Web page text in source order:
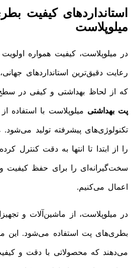
استانداردهای کیفیت
میلوپلاست
در میلوپلاست، کیفیت همواره
رعایت دقیق‌ترین استانداردهای
که از لحاظ بهداشتی و کیفی در سطح
پت بهداشتی میلوپلاست با استفاده
تکنولوژی‌های پیشرفته تولید می‌شود.
را از ابتدا تا انتها به دقت کنترل
سخت‌گیرانه‌ای را برای حفظ کیفیت
اعمال می‌کنیم.
در میلوپلاست، از ماشین‌آلات و
بطری‌های پت استفاده می‌شود. این
می‌دهند که محصولاتی با دقت و کیفیت